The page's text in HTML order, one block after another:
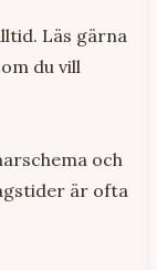
Läs gärna
om du vill
och
är ofta